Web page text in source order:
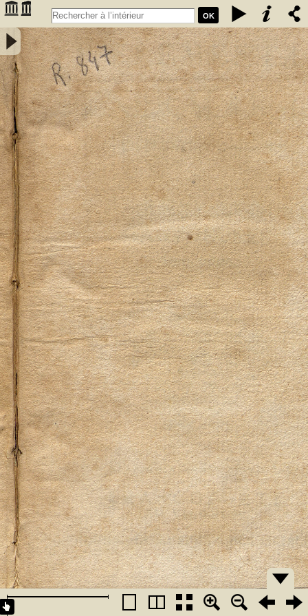
OK
Elementa mineralogiae systematice disposita a Friderico Augusto
Cartheuser med. doct. - Cartheuser, Friedrich August (1734-1796)